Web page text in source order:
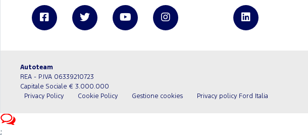
Autoteam
REA - P.IVA 06339210723
Capitale Sociale € 3.000.000
Privacy Policy
Cookie Policy Gestione cookies Privacy policy Ford Italia
;